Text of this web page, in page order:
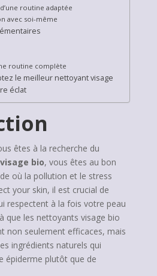
routine adaptée
avec soi-même
routine complète
le meilleur nettoyant visage
éclat
êtes à la recherche du
bio, vous êtes au bon
où la pollution et le stress
your skin, il est crucial de
respectent à la fois votre peau
que les nettoyants visage bio
non seulement efficaces, mais
ingrédients naturels qui
épiderme plutôt que de